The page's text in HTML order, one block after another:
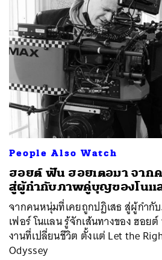
People Also Watch
ฮอยต์ ฟัน ฮอยเตอมา จาก
สู่ผู้กำกับภาพคู่บุญของโนแ
จากคนหนุ่มที่เคยถูกปฏิเสธ สู่ผู้กำกั
เฟอร์ โนแลน รู้จักเส้นทางของ ฮอย
งานที่เปลี่ยนชีวิต ตั้งแต่ Let the
Odyssey